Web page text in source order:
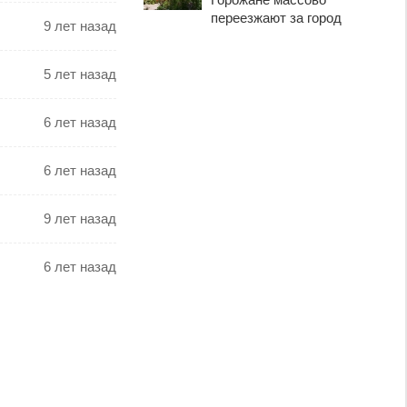
9 лет назад
5 лет назад
6 лет назад
6 лет назад
9 лет назад
6 лет назад
переезжают за город